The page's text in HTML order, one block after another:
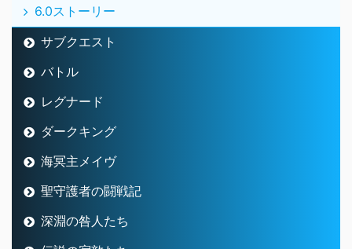
6.0ストーリー
サブクエスト
バトル
レグナード
ダークキング
海冥主メイヴ
聖守護者の闘戦記
深淵の咎人たち